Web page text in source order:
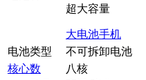
超大容量
大电池手机
电池类型
不可拆卸电池
核心数
八核